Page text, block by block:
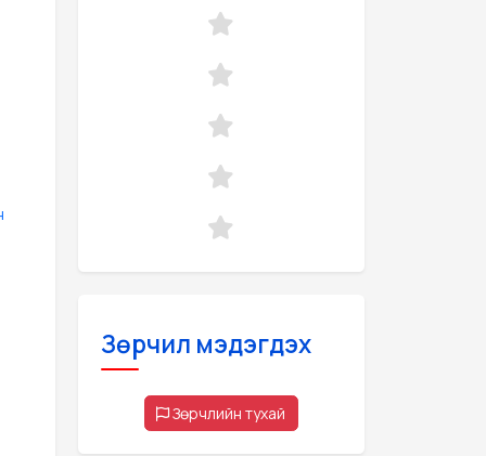
Зөрчил мэдэгдэх
Зөрчлийн тухай